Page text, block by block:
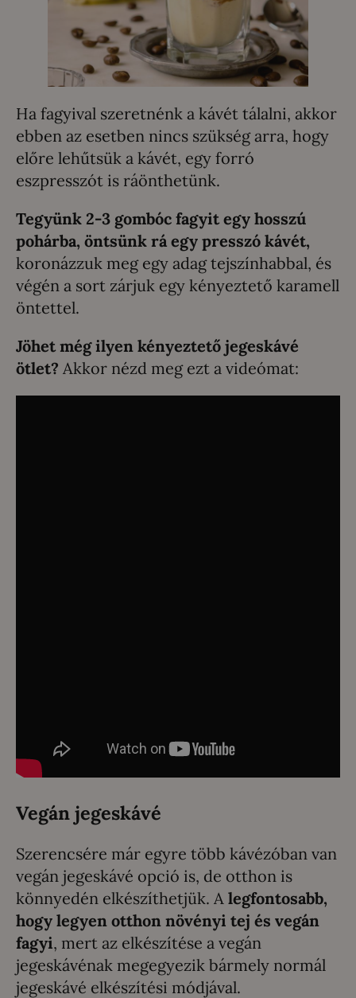
Ha fagyival szeretnénk a kávét tálalni, akkor
ebben az esetben nincs szükség arra, hogy
előre lehűtsük a kávét, egy forró
eszpresszót is ráönthetünk.
Tegyünk 2-3 gombóc fagyit egy hosszú
pohárba, öntsünk rá egy presszó kávét,
koronázzuk meg egy adag tejszínhabbal, és
végén a sort zárjuk egy kényeztető karamell
öntettel.
Jöhet még ilyen kényeztető jegeskávé
ötlet? Akkor nézd meg ezt a videómat:
Vegán jegeskávé
Szerencsére már egyre több kávézóban van
vegán jegeskávé opció is, de otthon is
könnyedén elkészíthetjük. A legfontosabb,
hogy legyen otthon növényi tej és vegán
fagyi, mert az elkészítése a vegán
jegeskávénak megegyezik bármely normál
jegeskávé elkészítési módjával.